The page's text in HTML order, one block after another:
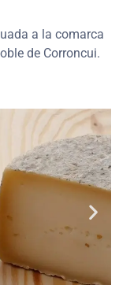
a la comarca
de Corroncui.